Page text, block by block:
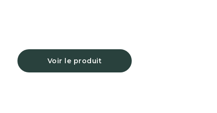
Voir le produit